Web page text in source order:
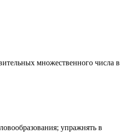
множественного числа в
упражнять в